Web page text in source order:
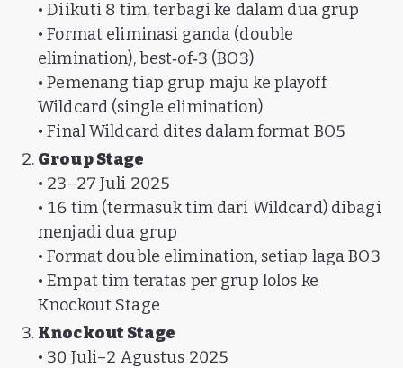
• Diikuti 8 tim, terbagi ke dalam dua grup
• Format eliminasi ganda (double
elimination), best‑of‑3 (BO3)
• Pemenang tiap grup maju ke playoff
Wildcard (single elimination)
• Final Wildcard dites dalam format BO5
Group Stage
• 23–27 Juli 2025
• 16 tim (termasuk tim dari Wildcard) dibagi
menjadi dua grup
• Format double elimination, setiap laga BO3
• Empat tim teratas per grup lolos ke
Knockout Stage
Knockout Stage
• 30 Juli–2 Agustus 2025